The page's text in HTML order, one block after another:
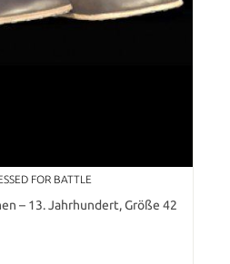
FOR BATTLE
– 13. Jahrhundert, Größe 42